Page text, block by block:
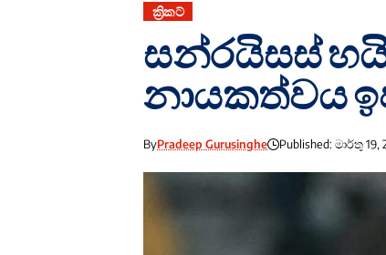
ක්‍රිකට්
සන්රයිසස්
නායකත්වය
ByPradeep Gurusinghe Published: මාර්තු 19,